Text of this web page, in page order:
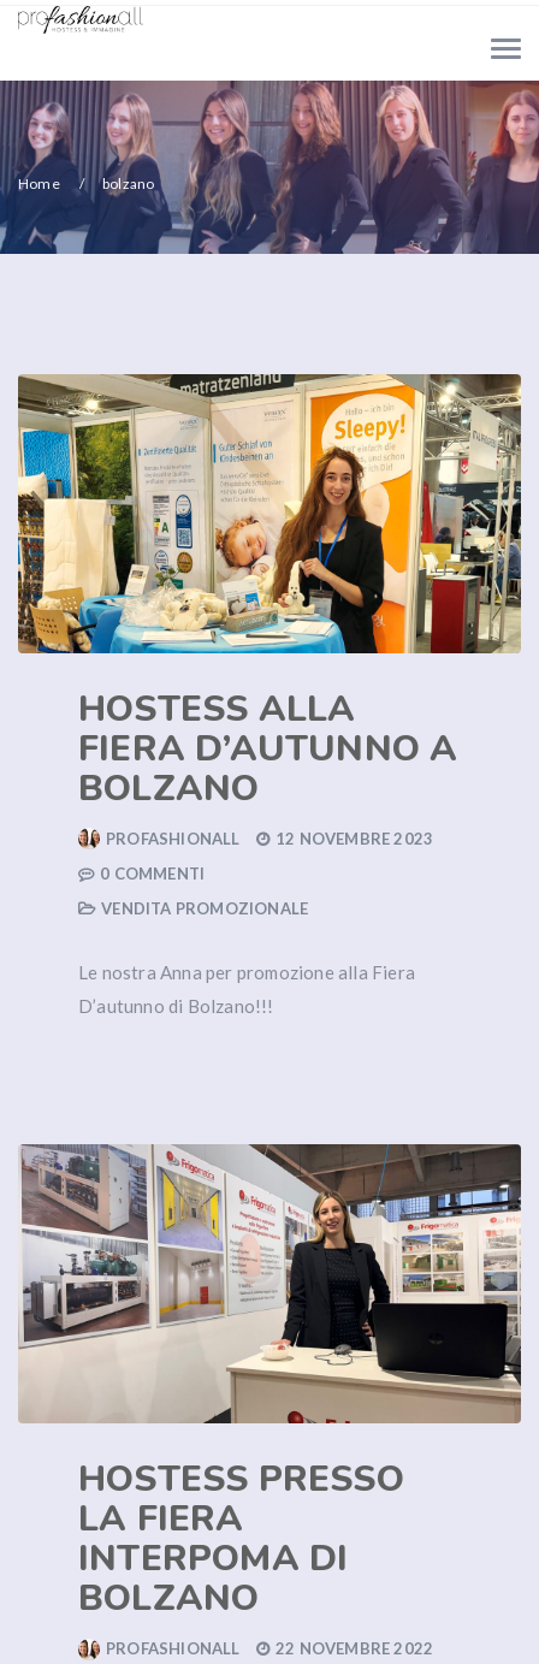
Home bolzano
HOSTESS ALLA
FIERA D’AUTUNNO A
BOLZANO
PROFASHIONALL
12 NOVEMBRE 2023
0 COMMENTI
VENDITA PROMOZIONALE
Le nostra Anna per promozione alla Fiera
D’autunno di Bolzano!!!
HOSTESS PRESSO
LA FIERA
INTERPOMA DI
BOLZANO
PROFASHIONALL
22 NOVEMBRE 2022